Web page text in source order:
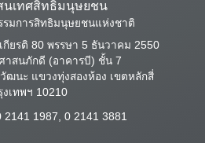
นเทศสิทธิมนุษยชน
มการสิทธิมนุษยชนแห่งชาติ
กียรติ 80 พรรษา 5 ธันวาคม 2550
าสนภักดี (อาคารบี) ชั้น 7
ฒนะ แขวงทุ่งสองห้อง เขตหลักสี่
งเทพฯ 10210
2141 1987, 0 2141 3881